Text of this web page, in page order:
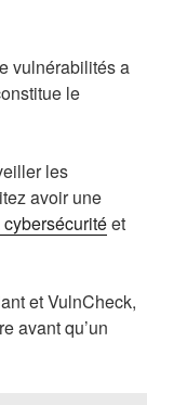
vulnérabilités a
le
les
avoir une
et
et VulnCheck,
avant qu’un